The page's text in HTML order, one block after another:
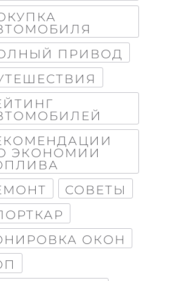
ПРИВОД
ЭКОНОМИИ
СОВЕТЫ
ОКОН